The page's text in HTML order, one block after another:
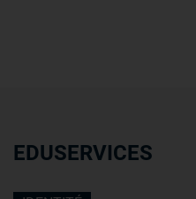
EDUSERVICES